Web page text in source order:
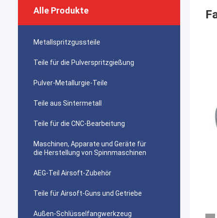
Alle Produkte
Metallspritzgussteile
Teile für die Pulverspritzgießung
Pulver-Metallurgie-Teile
Teile aus Sintermetall
Teile für die CNC-Bearbeitung
Maschinen, Apparate und Geräte für
die Herstellung von Spinnmaschinen
AEG-Teil Airsoft-Zubehör
Teile für Airsoft-Guns und Getriebe
Außen-Schlüsselfangwerkzeug